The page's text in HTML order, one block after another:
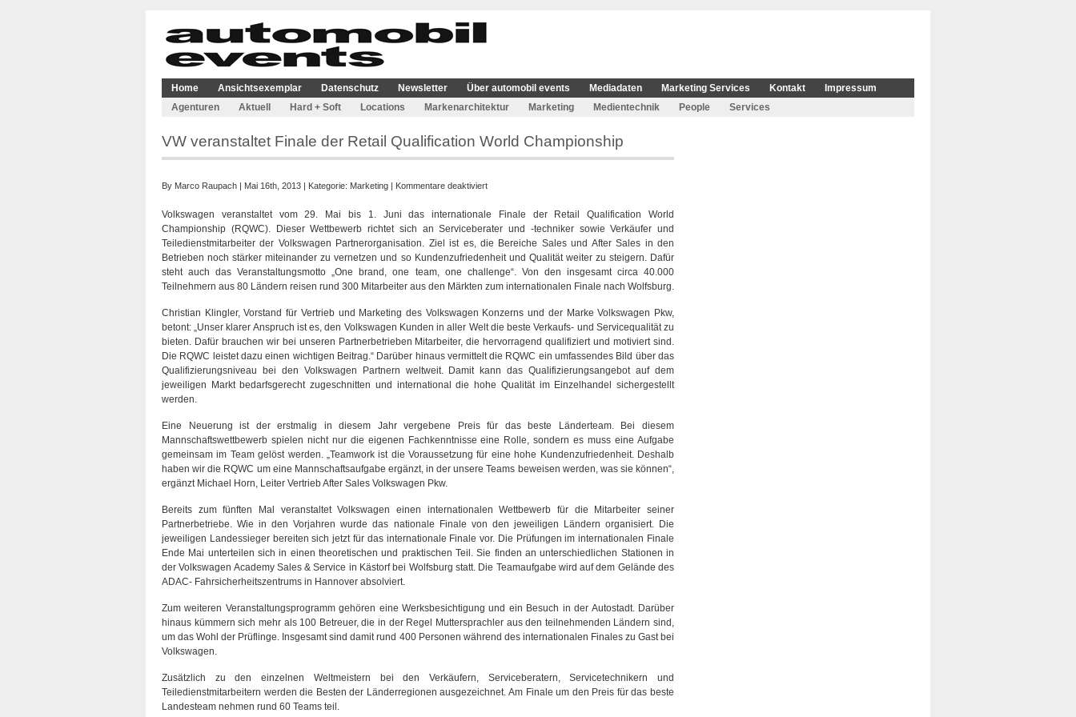
Home Ansichtsexemplar Datenschutz Newsletter Über automobil events Mediadaten Marketing Services Kontakt
Impressum
Agenturen
Aktuell Hard + Soft Locations Markenarchitektur Marketing Medientechnik People Services
VW veranstaltet Finale der Retail Qualification World Championship
By Marco Raupach | Mai 16th, 2013 | Kategorie: Marketing | Kommentare deaktiviertfür
veranstaltet
Finale
der
Retail
Qualification
World
Volkswagen veranstaltet vom 29. Mai bis 1. Juni das internationale Finale der Retail Qualification World
Championship (RQWC). Dieser Wettbewerb richtet sich an Serviceberater und -techniker sowie Verkäufer und
Teiledienstmitarbeiter der Volkswagen Partnerorganisation. Ziel ist es, die Bereiche Sales und After Sales in den
Betrieben noch stärker miteinander zu vernetzen und so Kundenzufriedenheit und Qualität weiter zu steigern. Dafür
steht auch das Veranstaltungsmotto „One brand, one team, one challenge“. Von den insgesamt circa 40.000
Teilnehmern aus 80 Ländern reisen rund 300 Mitarbeiter aus den Märkten zum internationalen Finale nach Wolfsburg.
Christian Klingler, Vorstand für Vertrieb und Marketing des Volkswagen Konzerns und der Marke Volkswagen Pkw,
betont: „Unser klarer Anspruch ist es, den Volkswagen Kunden in aller Welt die beste Verkaufs- und Servicequalität zu
bieten. Dafür brauchen wir bei unseren Partnerbetrieben Mitarbeiter, die hervorragend qualifiziert und motiviert sind.
Die RQWC leistet dazu einen wichtigen Beitrag.“ Darüber hinaus vermittelt die RQWC ein umfassendes Bild über das
Qualifizierungsniveau bei den Volkswagen Partnern weltweit. Damit kann das Qualifizierungsangebot auf dem
jeweiligen Markt bedarfsgerecht zugeschnitten und international die hohe Qualität im Einzelhandel sichergestellt
werden.
Eine Neuerung ist der erstmalig in diesem Jahr vergebene Preis für das beste Länderteam. Bei diesem
Mannschaftswettbewerb spielen nicht nur die eigenen Fachkenntnisse eine Rolle, sondern es muss eine Aufgabe
gemeinsam im Team gelöst werden. „Teamwork ist die Voraussetzung für eine hohe Kundenzufriedenheit. Deshalb
haben wir die RQWC um eine Mannschaftsaufgabe ergänzt, in der unsere Teams beweisen werden, was sie können“,
ergänzt Michael Horn, Leiter Vertrieb After Sales Volkswagen Pkw.
Bereits zum fünften Mal veranstaltet Volkswagen einen internationalen Wettbewerb für die Mitarbeiter seiner
Partnerbetriebe. Wie in den Vorjahren wurde das nationale Finale von den jeweiligen Ländern organisiert. Die
jeweiligen Landessieger bereiten sich jetzt für das internationale Finale vor. Die Prüfungen im internationalen Finale
Ende Mai unterteilen sich in einen theoretischen und praktischen Teil. Sie finden an unterschiedlichen Stationen in
der Volkswagen Academy Sales & Service in Kästorf bei Wolfsburg statt. Die Teamaufgabe wird auf dem Gelände des
ADAC- Fahrsicherheitszentrums in Hannover absolviert.
Zum weiteren Veranstaltungsprogramm gehören eine Werksbesichtigung und ein Besuch in der Autostadt. Darüber
hinaus kümmern sich mehr als 100 Betreuer, die in der Regel Muttersprachler aus den teilnehmenden Ländern sind,
um das Wohl der Prüflinge. Insgesamt sind damit rund 400 Personen während des internationalen Finales zu Gast bei
Volkswagen.
Zusätzlich zu den einzelnen Weltmeistern bei den Verkäufern, Serviceberatern, Servicetechnikern und
Teiledienstmitarbeitern werden die Besten der Länderregionen ausgezeichnet. Am Finale um den Preis für das beste
Landesteam nehmen rund 60 Teams teil.